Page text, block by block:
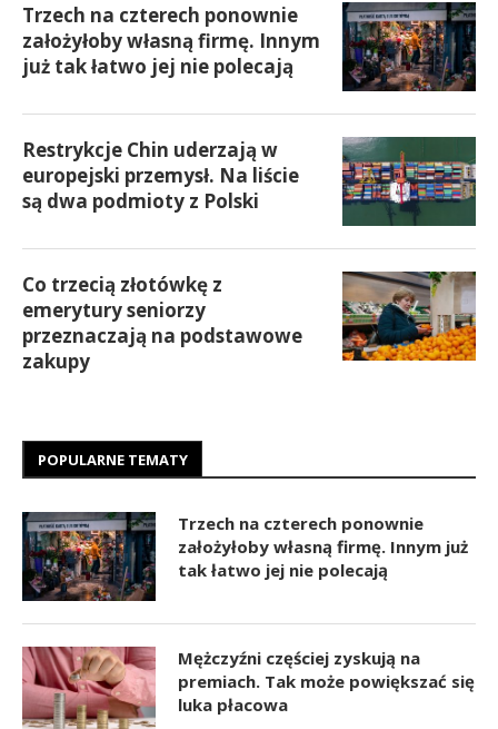
Trzech na czterech ponownie
założyłoby własną firmę. Innym
już tak łatwo jej nie polecają
Restrykcje Chin uderzają w
europejski przemysł. Na liście
są dwa podmioty z Polski
Co trzecią złotówkę z
emerytury seniorzy
przeznaczają na podstawowe
zakupy
POPULARNE TEMATY
Trzech na czterech ponownie
założyłoby własną firmę. Innym już
tak łatwo jej nie polecają
Mężczyźni częściej zyskują na
premiach. Tak może powiększać się
luka płacowa